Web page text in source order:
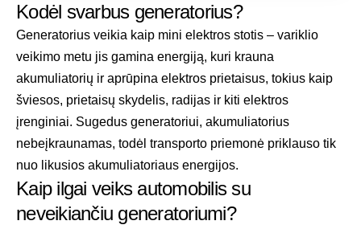
Kodėl svarbus generatorius?
Generatorius veikia kaip mini elektros stotis – variklio
veikimo metu jis gamina energiją, kuri krauna
akumuliatorių ir aprūpina elektros prietaisus, tokius kaip
šviesos, prietaisų skydelis, radijas ir kiti elektros
įrenginiai. Sugedus generatoriui, akumuliatorius
nebeįkraunamas, todėl transporto priemonė priklauso tik
nuo likusios akumuliatoriaus energijos.
Kaip ilgai veiks automobilis su
neveikiančiu generatoriumi?